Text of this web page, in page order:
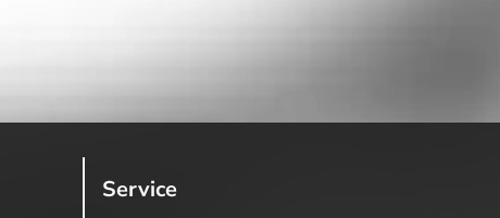
Service